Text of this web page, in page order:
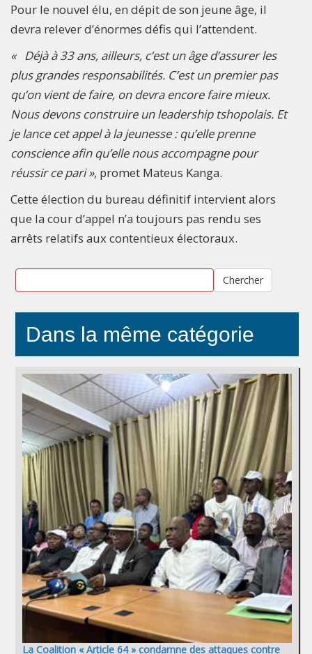
Pour le nouvel élu, en dépit de son jeune âge, il
devra relever d’énormes défis qui l’attendent.
« Déjà à 33 ans, ailleurs, c’est un âge d’assurer les
plus grandes responsabilités. C’est un premier pas
qu’on vient de faire, on devra encore faire mieux.
Nous devons construire un leadership tshopolais. Et
je lance cet appel à la jeunesse : qu’elle prenne
conscience afin qu’elle nous accompagne pour
réussir ce pari », promet Mateus Kanga.
Cette élection du bureau définitif intervient alors
que la cour d’appel n’a toujours pas rendu ses
arrêts relatifs aux contentieux électoraux.
Chercher
Dans la même catégorie
La Coalition « Article 64 » condamne des attaques contre